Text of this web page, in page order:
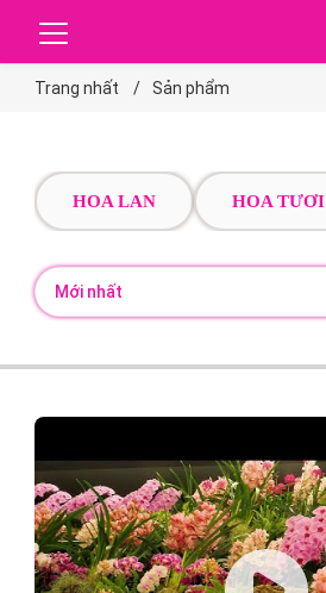
Trang nhất Sản phẩm
HOA LAN HOA TƯƠI